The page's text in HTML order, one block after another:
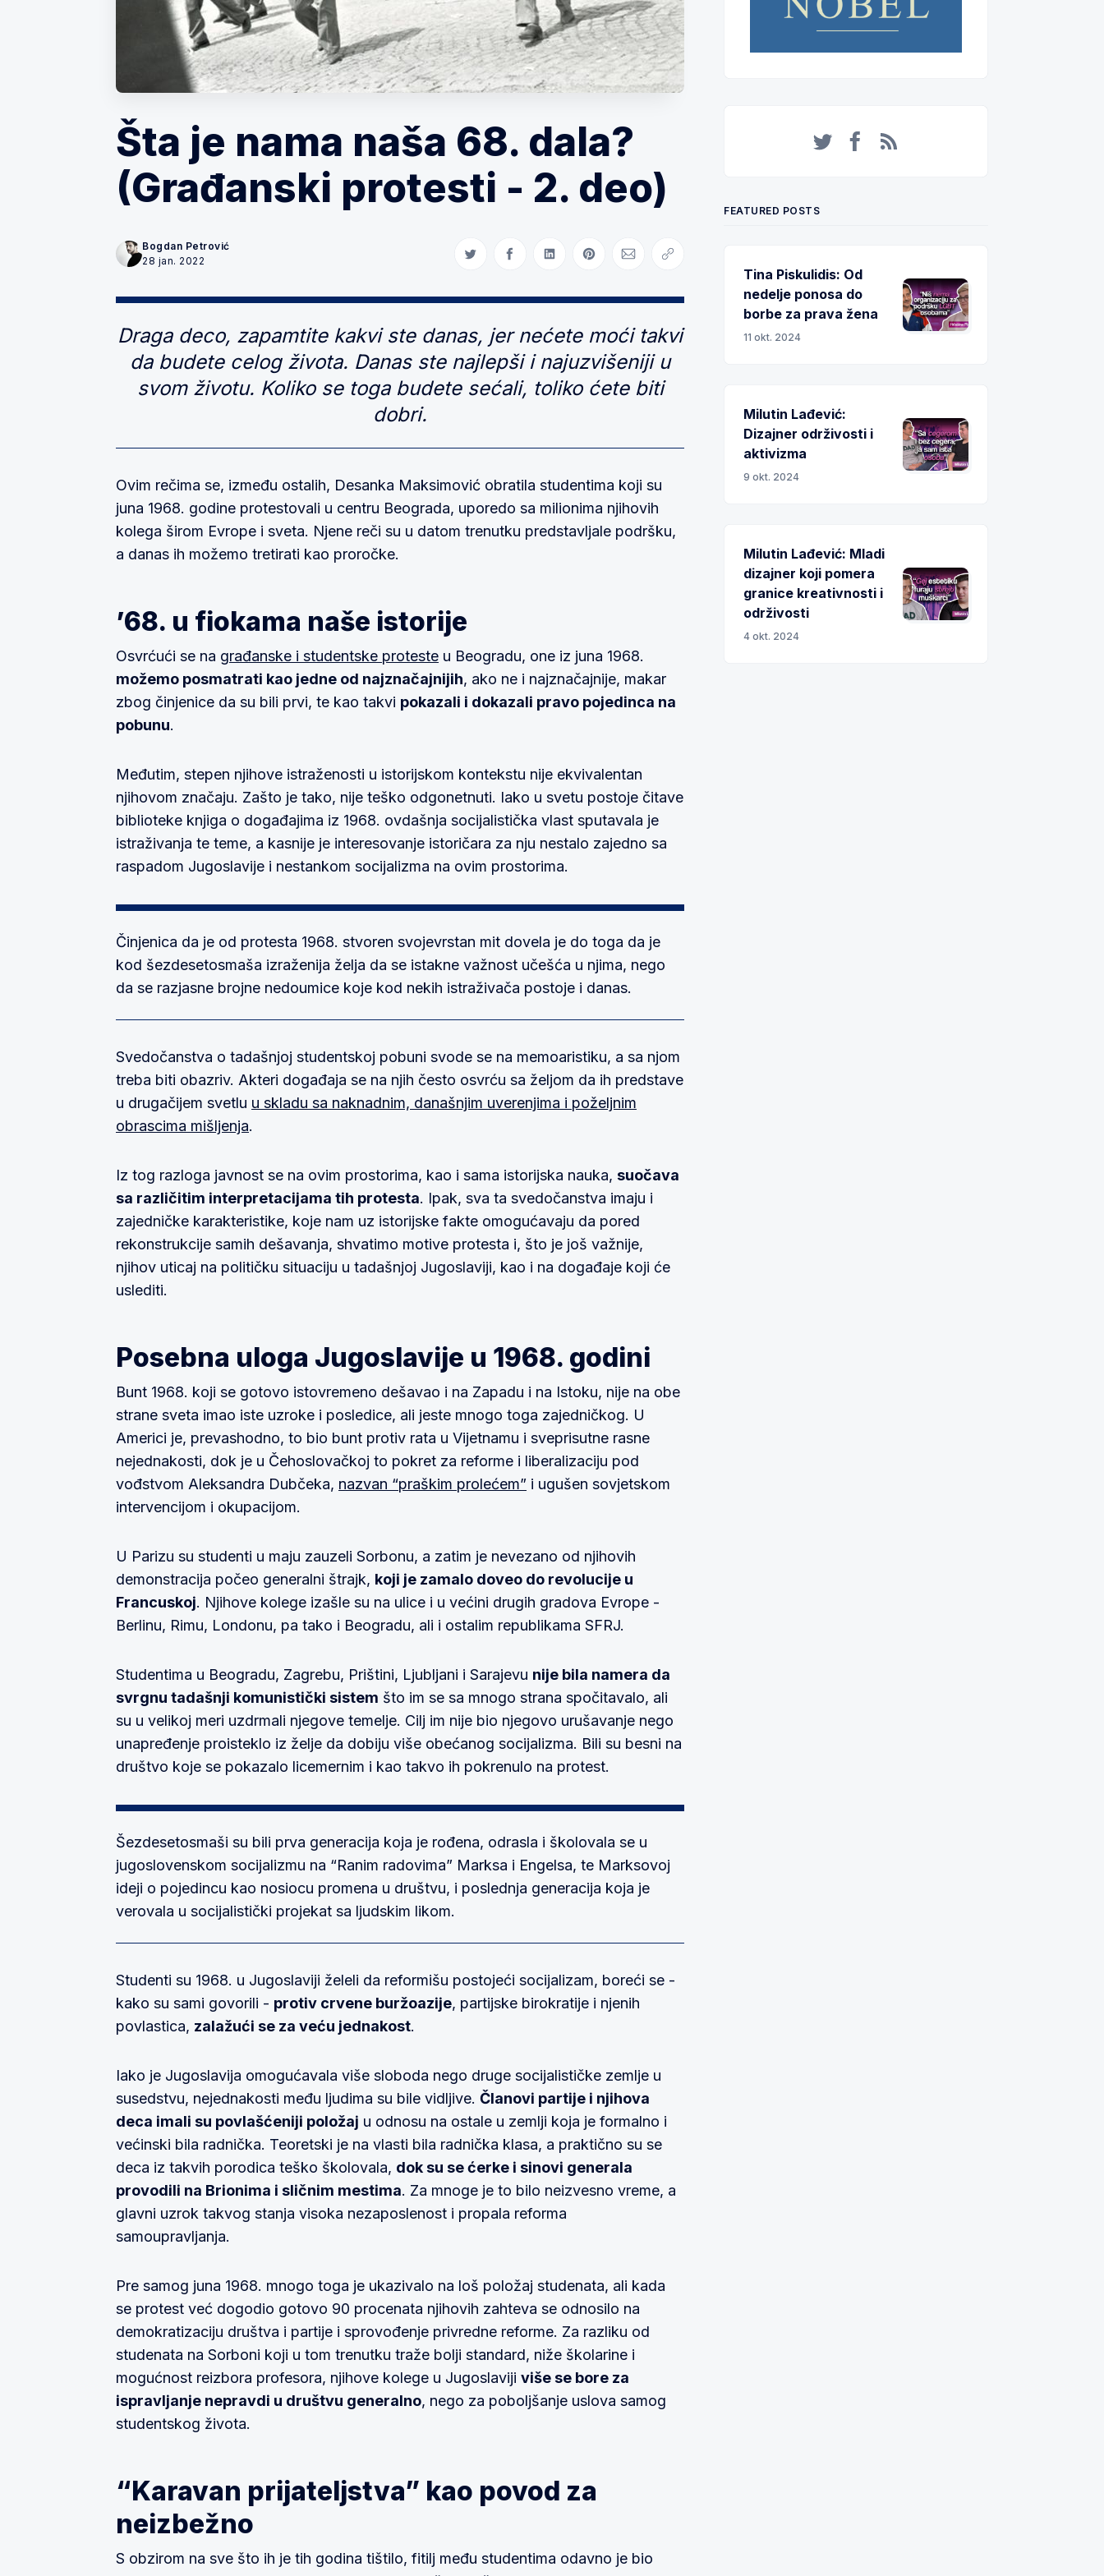
Šta je nama naša 68. dala?
(Građanski protesti - 2. deo)
Bogdan Petrović
28 jan. 2022
Share on Twitter
Share on Facebook
Share on LinkedIn
Share on Pinterest
Share via Email
Copy link
Draga deco, zapamtite kakvi ste danas, jer nećete moći takvi
da budete celog života. Danas ste najlepši i najuzvišeniji u
svom životu. Koliko se toga budete sećali, toliko ćete biti
dobri.
Ovim rečima se, između ostalih, Desanka Maksimović obratila studentima koji su
juna 1968. godine protestovali u centru Beograda, uporedo sa milionima njihovih
kolega širom Evrope i sveta. Njene reči su u datom trenutku predstavljale podršku,
a danas ih možemo tretirati kao proročke.
’68. u fiokama naše istorije
Osvrćući se na građanske i studentske proteste u Beogradu, one iz juna 1968.
možemo posmatrati kao jedne od najznačajnijih, ako ne i najznačajnije, makar
zbog činjenice da su bili prvi, te kao takvi pokazali i dokazali pravo pojedinca na
pobunu.
Međutim, stepen njihove istraženosti u istorijskom kontekstu nije ekvivalentan
njihovom značaju. Zašto je tako, nije teško odgonetnuti. Iako u svetu postoje čitave
biblioteke knjiga o događajima iz 1968. ovdašnja socijalistička vlast sputavala je
istraživanja te teme, a kasnije je interesovanje istoričara za nju nestalo zajedno sa
raspadom Jugoslavije i nestankom socijalizma na ovim prostorima.
Činjenica da je od protesta 1968. stvoren svojevrstan mit dovela je do toga da je
kod šezdesetosmaša izraženija želja da se istakne važnost učešća u njima, nego
da se razjasne brojne nedoumice koje kod nekih istraživača postoje i danas.
Svedočanstva o tadašnjoj studentskoj pobuni svode se na memoaristiku, a sa njom
treba biti obazriv. Akteri događaja se na njih često osvrću sa željom da ih predstave
u drugačijem svetlu u skladu sa naknadnim, današnjim uverenjima i poželjnim
obrascima mišljenja.
Iz tog razloga javnost se na ovim prostorima, kao i sama istorijska nauka, suočava
sa različitim interpretacijama tih protesta. Ipak, sva ta svedočanstva imaju i
zajedničke karakteristike, koje nam uz istorijske fakte omogućavaju da pored
rekonstrukcije samih dešavanja, shvatimo motive protesta i, što je još važnije,
njihov uticaj na političku situaciju u tadašnjoj Jugoslaviji, kao i na događaje koji će
uslediti.
Posebna uloga Jugoslavije u 1968. godini
Bunt 1968. koji se gotovo istovremeno dešavao i na Zapadu i na Istoku, nije na obe
strane sveta imao iste uzroke i posledice, ali jeste mnogo toga zajedničkog. U
Americi je, prevashodno, to bio bunt protiv rata u Vijetnamu i sveprisutne rasne
nejednakosti, dok je u Čehoslovačkoj to pokret za reforme i liberalizaciju pod
vođstvom Aleksandra Dubčeka, nazvan “praškim prolećem” i ugušen sovjetskom
intervencijom i okupacijom.
U Parizu su studenti u maju zauzeli Sorbonu, a zatim je nevezano od njihovih
demonstracija počeo generalni štrajk, koji je zamalo doveo do revolucije u
Francuskoj. Njihove kolege izašle su na ulice i u većini drugih gradova Evrope -
Berlinu, Rimu, Londonu, pa tako i Beogradu, ali i ostalim republikama SFRJ.
Studentima u Beogradu, Zagrebu, Prištini, Ljubljani i Sarajevu nije bila namera da
svrgnu tadašnji komunistički sistem što im se sa mnogo strana spočitavalo, ali
su u velikoj meri uzdrmali njegove temelje. Cilj im nije bio njegovo urušavanje nego
unapređenje proisteklo iz želje da dobiju više obećanog socijalizma. Bili su besni na
društvo koje se pokazalo licemernim i kao takvo ih pokrenulo na protest.
Šezdesetosmaši su bili prva generacija koja je rođena, odrasla i školovala se u
jugoslovenskom socijalizmu na “Ranim radovima” Marksa i Engelsa, te Marksovoj
ideji o pojedincu kao nosiocu promena u društvu, i poslednja generacija koja je
verovala u socijalistički projekat sa ljudskim likom.
Studenti su 1968. u Jugoslaviji želeli da reformišu postojeći socijalizam, boreći se -
kako su sami govorili - protiv crvene buržoazije, partijske birokratije i njenih
povlastica, zalažući se za veću jednakost.
Iako je Jugoslavija omogućavala više sloboda nego druge socijalističke zemlje u
susedstvu, nejednakosti među ljudima su bile vidljive. Članovi partije i njihova
deca imali su povlašćeniji položaj u odnosu na ostale u zemlji koja je formalno i
većinski bila radnička. Teoretski je na vlasti bila radnička klasa, a praktično su se
deca iz takvih porodica teško školovala, dok su se ćerke i sinovi generala
provodili na Brionima i sličnim mestima. Za mnoge je to bilo neizvesno vreme, a
glavni uzrok takvog stanja visoka nezaposlenost i propala reforma
samoupravljanja.
Pre samog juna 1968. mnogo toga je ukazivalo na loš položaj studenata, ali kada
se protest već dogodio gotovo 90 procenata njihovih zahteva se odnosilo na
demokratizaciju društva i partije i sprovođenje privredne reforme. Za razliku od
studenata na Sorboni koji u tom trenutku traže bolji standard, niže školarine i
mogućnost reizbora profesora, njihove kolege u Jugoslaviji više se bore za
ispravljanje nepravdi u društvu generalno, nego za poboljšanje uslova samog
studentskog života.
“Karavan prijateljstva” kao povod za
neizbežno
S obzirom na sve što ih je tih godina tištilo, fitilj među studentima odavno je bio
FEATURED POSTS
Tina Piskulidis: Od
nedelje ponosa do
borbe za prava žena
11 okt. 2024
Milutin Lađević:
Dizajner održivosti i
aktivizma
9 okt. 2024
Milutin Lađević: Mladi
dizajner koji pomera
granice kreativnosti i
održivosti
4 okt. 2024